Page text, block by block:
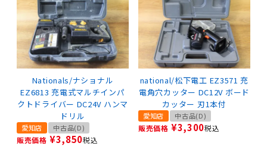
Nationals/ナショナル
EZ6813 充電式マルチインパ
クトドライバー DC24V ハンマ
ドリル
愛知店 中古品(D)
販売価格 ¥3,850税込
national/松下電工 EZ3571 充
電角穴カッター DC12V ボード
カッター 刃1本付
愛知店 中古品(D)
販売価格 ¥3,300税込